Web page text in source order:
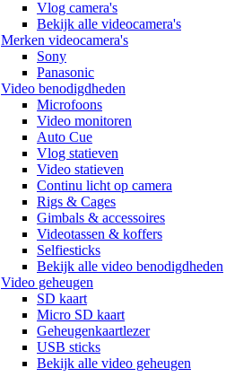
Vlog camera's
Bekijk alle videocamera's
Merken videocamera's
Sony
Panasonic
Video benodigdheden
Microfoons
Video monitoren
Auto Cue
Vlog statieven
Video statieven
Continu licht op camera
Rigs & Cages
Gimbals & accessoires
Videotassen & koffers
Selfiesticks
Bekijk alle video benodigdheden
Video geheugen
SD kaart
Micro SD kaart
Geheugenkaartlezer
USB sticks
Bekijk alle video geheugen